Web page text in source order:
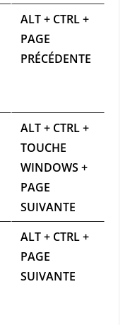
ALT + CTRL +
PAGE
PRÉCÉDENTE
ALT + CTRL +
TOUCHE
WINDOWS +
PAGE
SUIVANTE
ALT + CTRL +
PAGE
SUIVANTE